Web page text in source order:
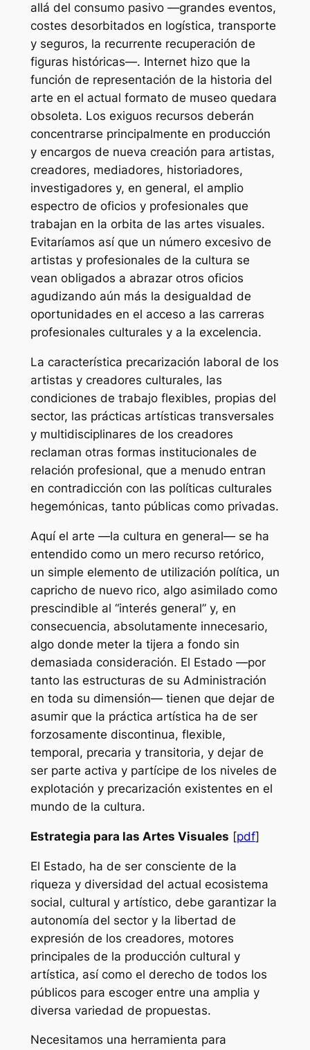
allá del consumo pasivo —grandes eventos,
costes desorbitados en logística, transporte
y seguros, la recurrente recuperación de
figuras históricas—. Internet hizo que la
función de representación de la historia del
arte en el actual formato de museo quedara
obsoleta. Los exiguos recursos deberán
concentrarse principalmente en producción
y encargos de nueva creación para artistas,
creadores, mediadores, historiadores,
investigadores y, en general, el amplio
espectro de oficios y profesionales que
trabajan en la orbita de las artes visuales.
Evitaríamos así que un número excesivo de
artistas y profesionales de la cultura se
vean obligados a abrazar otros oficios
agudizando aún más la desigualdad de
oportunidades en el acceso a las carreras
profesionales culturales y a la excelencia.
La característica precarización laboral de los
artistas y creadores culturales, las
condiciones de trabajo flexibles, propias del
sector, las prácticas artísticas transversales
y multidisciplinares de los creadores
reclaman otras formas institucionales de
relación profesional, que a menudo entran
en contradicción con las políticas culturales
hegemónicas, tanto públicas como privadas.
Aquí el arte —la cultura en general— se ha
entendido como un mero recurso retórico,
un simple elemento de utilización política, un
capricho de nuevo rico, algo asimilado como
prescindible al “interés general” y, en
consecuencia, absolutamente innecesario,
algo donde meter la tijera a fondo sin
demasiada consideración. El Estado —por
tanto las estructuras de su Administración
en toda su dimensión— tienen que dejar de
asumir que la práctica artística ha de ser
forzosamente discontinua, flexible,
temporal, precaria y transitoria, y dejar de
ser parte activa y partícipe de los niveles de
explotación y precarización existentes en el
mundo de la cultura.
Estrategia para las Artes Visuales [pdf]
El Estado, ha de ser consciente de la
riqueza y diversidad del actual ecosistema
social, cultural y artístico, debe garantizar la
autonomía del sector y la libertad de
expresión de los creadores, motores
principales de la producción cultural y
artística, así como el derecho de todos los
públicos para escoger entre una amplia y
diversa variedad de propuestas.
Necesitamos una herramienta para